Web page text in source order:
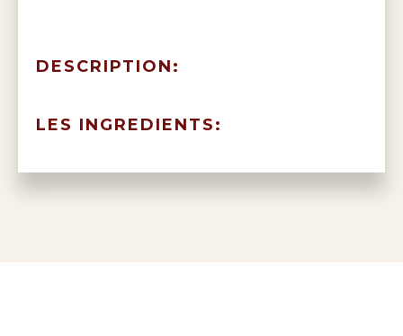
DESCRIPTION:
LES INGREDIENTS: